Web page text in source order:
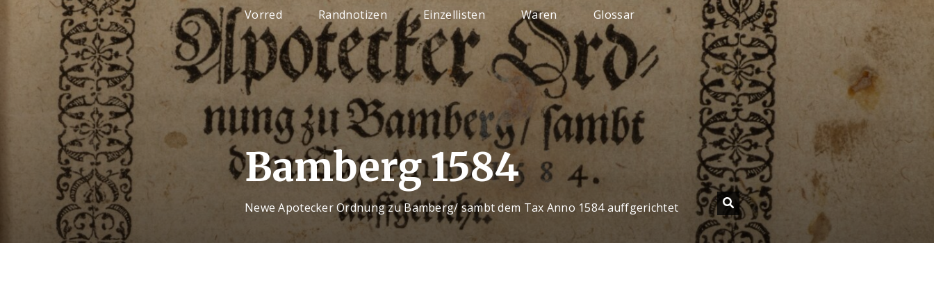
Vorred Randnotizen Einzellisten Waren Glossar
Bamberg 1584
Newe Apotecker Ordnung zu Bamberg/ sambt dem Tax Anno 1584 auffgerichtet